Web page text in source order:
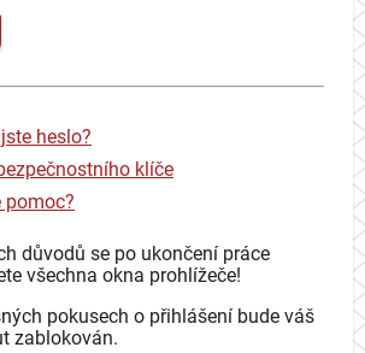
heslo?
klíče
pomoc?
důvodů se po ukončení práce
všechna okna prohlížeče!
pokusech o přihlášení bude váš
zablokován.